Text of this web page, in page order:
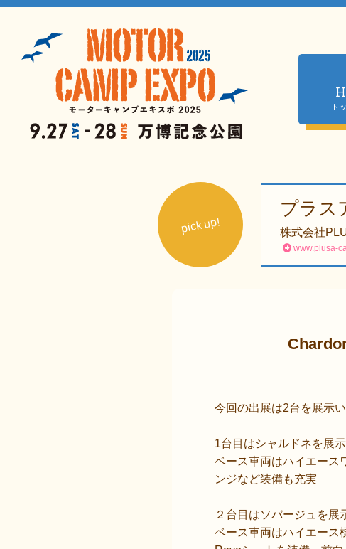
ト
pick up!
プラス
株式会社
www.plusa-
今回の出展は2台を展示い
1台目はシャルドネを展示
ベース車両はハイエース
ンジなど装備も充実
２台目はソバージュを展
ベース車両はハイエース